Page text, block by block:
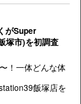
がSuper
塚市)を初調査
！一体どんな体
飯塚店を